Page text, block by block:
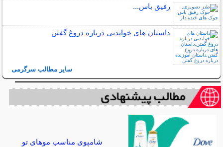
رفیق باس...
داستان های خواندنی درباره دروغ گفتن
سایر مطالب سرگرمی
شامپوی مناسب موهای تو